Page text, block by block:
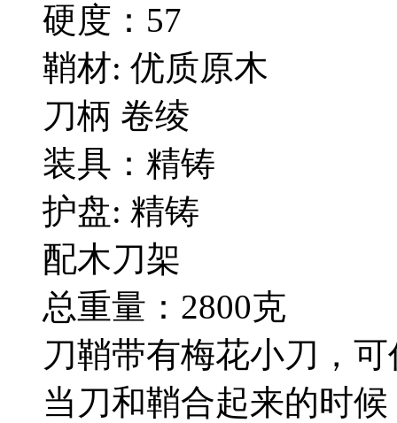
硬度：57
鞘材: 优质原木
刀柄 卷绫
装具：精铸
护盘: 精铸
配木刀架
总重量：2800克
刀鞘带有梅花小刀，
当刀和鞘合起来的时